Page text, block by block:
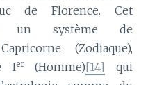
de Florence. Cet
un système de
(Zodiaque),
Ier(Homme)[14]
qui